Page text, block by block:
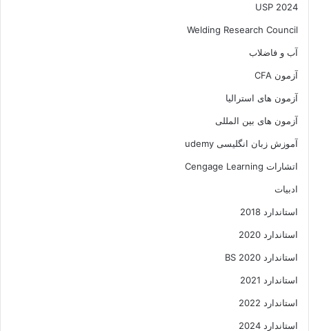
USP 2024
Welding Research Council
آب و فاضلاب
آزمون CFA
آزمون های استرالیا
آزمون های بین المللی
آموزش زبان انگلیسی udemy
اتشارات Cengage Learning
ادبیات
استاندارد 2018
استاندارد 2020
استاندارد 2020 BS
استاندارد 2021
استاندارد 2022
استاندارد 2024